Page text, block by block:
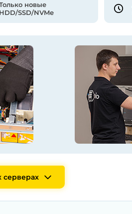
новые
HDD/SSD/NVMe
серверах